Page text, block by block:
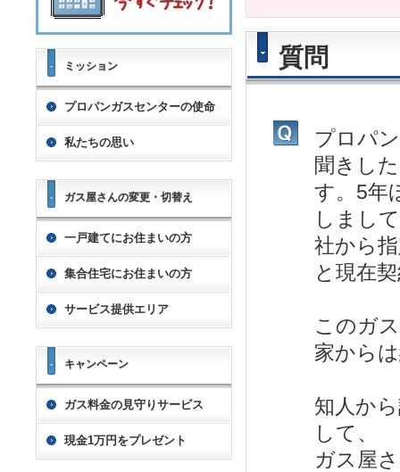
質問
プロパ
聞きし
す。5年
しまし
社から
と現在
このガ
家から
知人か
して、
ガス屋
ミッション
プロパンガスセンターの使命
私たちの思い
ガス屋さんの変更・切替え
一戸建てにお住まいの方
集合住宅にお住まいの方
サービス提供エリア
キャンペーン
ガス料金の見守りサービス
現金1万円をプレゼント